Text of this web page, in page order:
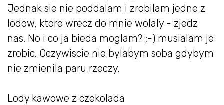
Jednak sie nie poddalam i zrobilam jedne z
lodow, ktore wrecz do mnie wolaly - zjedz
nas. No i co ja bieda moglam? ;-) musialam je
zrobic. Oczywiscie nie bylabym soba gdybym
nie zmienila paru rzeczy.
Lody kawowe z czekolada